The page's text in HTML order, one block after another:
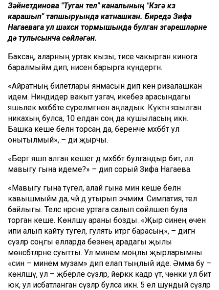
Зәйнетдинова "Туган тел" каналының "Күзгә күз
карашып" тапшыруында катнашкан. Биредә Зифа
Нагаевага ул шәхси тормышында булган үзгәрешләрне
дә тулысынча сөйләгән.
Баксаң, аларның уртак кызы, әтисе чакырган кинога
баралмыйм дип, әнисен барырга күндергән.
«Айратның билетлары янмасын дип кенә ризалашкан
идем. Ниндидер вакыт узгач, икебез арасындагы
яшьлек мәхәббәте сүрелмәгәнен аңладык. Күктән язылган
никахың булса, 10 елдан соң да кушыласың икән.
Башка кеше белән торсаң да, беренче мәхәббәт ул
онытылмый», – ди җырчы.
«Бергә яшәп алган кешегә дә мәхәббәт булгандыр бит, әллә
мавыгу гына идеме?» – дип сорый Зифа Нагаева.
«Мавыгу гына түгел, алай гына мин кеше белән
кавышмыйм да, чәй дә утырып эчмим. Симпатия, тел
байлыгы. Теләсә нәрсәне уртага салып сөйләшеп була
торган кеше. Көнләшү араны бозды. «Җыр синең өчен
ипи алып кайту тугел, гулять итәргә барасың», – дигән
сүзләр соңгы елларда безнең арадагы җылы
мөнәсәбәтләрне суытты. Ул минем моңлы җырларымны
«син – минем музам» дип елап тыңлый иде. Әмма бу –
көнләшү, ул – җәберле сүзләр, йөрәккә кадәр үтә, чөнки ул бит
юк, ул исбатланган сүзләр булса икән. 5 ел шундый сүзләр